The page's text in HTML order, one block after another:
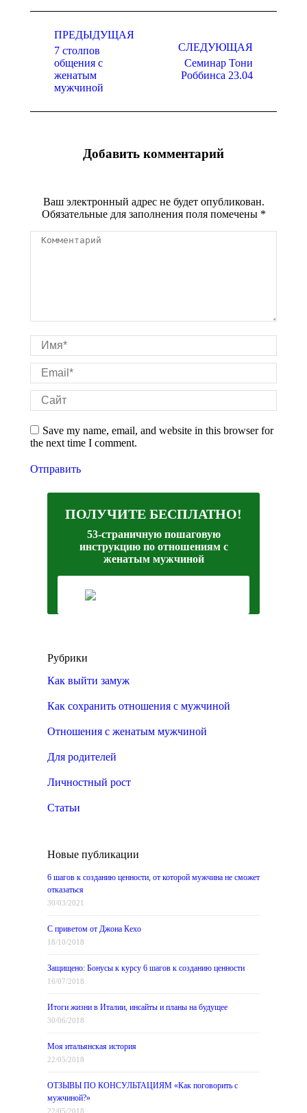
записям
ПРЕДЫДУЩАЯ
Предыдущая
запись:
7 столпов
общения с
женатым
мужчиной
СЛЕДУЮЩАЯ
Следующая
запись:
Семинар Тони
Роббинса 23.04
Добавить комментарий
Ваш электронный адрес не будет опубликован.
Обязательные для заполнения поля помечены *
Комментарий
Имя *
Email *
Сайт
Save my name, email, and website in this browser for
the next time I comment.
Отправить
ПОЛУЧИТЕ БЕСПЛАТНО!
53-страничную пошаговую
инструкцию по отношениям с
женатым мужчиной
Рубрики
Как выйти замуж
Как сохранить отношения с мужчиной
Отношения с женатым мужчиной
Для родителей
Личностный рост
Статьи
Новые публикации
6 шагов к созданию ценности, от которой мужчина не сможет
отказаться
30/03/2021
С приветом от Джона Кехо
18/10/2018
Защищено: Бонусы к курсу 6 шагов к созданию ценности
16/07/2018
Итоги жизни в Италии, инсайты и планы на будущее
30/06/2018
Моя итальянская история
22/05/2018
ОТЗЫВЫ ПО КОНСУЛЬТАЦИЯМ «Как поговорить с
мужчиной?»
22/05/2018